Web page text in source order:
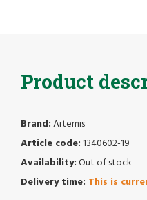
Product
Brand:Artemis
Article code: 1340602-19
Availability:Out of stock
Delivery time: This is